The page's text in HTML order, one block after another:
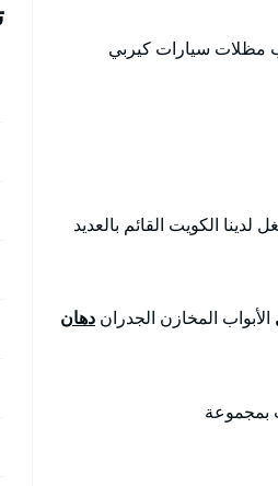
مظلات سيارات كيربي
الكويت القائم بالعديد
الأبواب المخازن الجدران دهان
بمجموعة